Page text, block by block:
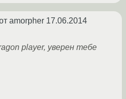
amorpher 17.06.2014
player, уверен тебе